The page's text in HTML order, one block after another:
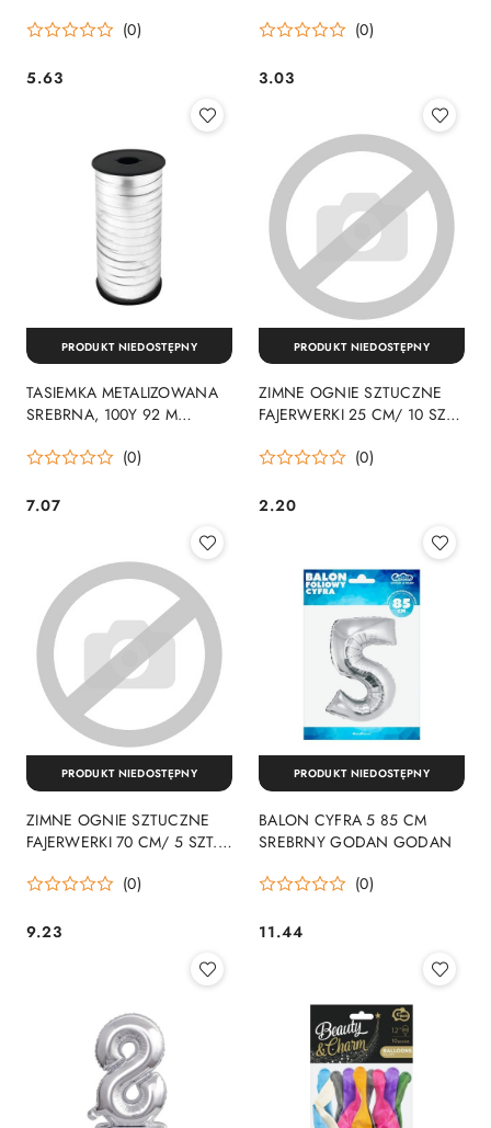
(0)
Cena:
5.63
(0)
Cena:
3.03
TASIEMKA METALIZOWANA
SREBRNA, 100Y 92 M
(0)
Cena:
7.07
PRODUKT NIEDOSTĘPNY
ZIMNE OGNIE SZTUCZNE
FAJERWERKI 25 CM/ 10 SZT.
(0)
Cena:
2.20
PRODUKT NIEDOSTĘPNY
ZIMNE OGNIE SZTUCZNE
FAJERWERKI 70 CM/ 5 SZT.
(0)
Cena:
9.23
PRODUKT NIEDOSTĘPNY
BALON CYFRA 5 85 CM
SREBRNY GODAN GODAN
(0)
Cena:
11.44
PRODUKT NIEDOSTĘPNY